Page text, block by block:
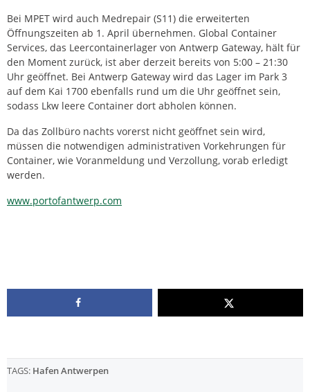
Bei MPET wird auch Medrepair (S11) die erweiterten
Öffnungszeiten ab 1. April übernehmen. Global Container
Services, das Leercontainerlager von Antwerp Gateway, hält für
den Moment zurück, ist aber derzeit bereits von 5:00 – 21:30
Uhr geöffnet. Bei Antwerp Gateway wird das Lager im Park 3
auf dem Kai 1700 ebenfalls rund um die Uhr geöffnet sein,
sodass Lkw leere Container dort abholen können.
Da das Zollbüro nachts vorerst nicht geöffnet sein wird,
müssen die notwendigen administrativen Vorkehrungen für
Container, wie Voranmeldung und Verzollung, vorab erledigt
werden.
www.portofantwerp.com
TAGS: Hafen Antwerpen